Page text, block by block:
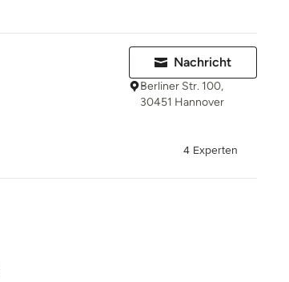
Nachricht
Berliner Str. 100,
30451 Hannover
4 Experten